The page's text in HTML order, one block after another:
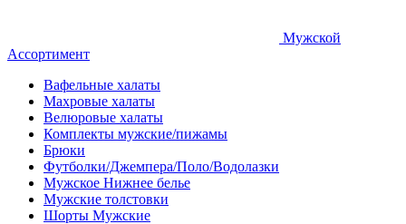
Мужской
Ассортимент
Вафельные халаты
Махровые халаты
Велюровые халаты
Комплекты мужские/пижамы
Брюки
Футболки/Джемпера/Поло/Водолазки
Мужское Нижнее белье
Мужские толстовки
Шорты Мужские